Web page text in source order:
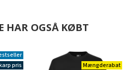
HAR OGSÅ KØBT
pris
Mængderabat